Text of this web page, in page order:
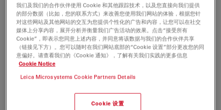
with key customers and was involved in international
development processes. She has a wide knowledge of
all the generations of Leica Microsystems’ Confocal
Microscopes.
Tags
定量成像 荧光寿命成像显微镜（FLIM）
我们及我们的合作伙伴使用 Cookie 和其他跟踪技术，以及您直接向我们提供
的部分数据（比如，您的联系方式）来改善您使用我们网站的体验，根据您针
对这些网站及其他网站的交互为您提供个性化的广告和内容，让您可以在社交
媒体上分享内容，展开分析并衡量我们广告活动的效果。点击“接受所有
Cookie”，即表示您同意上述内容，并同意将该数据与我们的合作伙伴共享
（链接见下方）。您可以随时在我们网站底部的“Cookie 设置”部分更改您的同
意偏好。请查看我们的《Cookie 通知》，了解有关我们实践的更多信息
Cookie Notice
Leica Microsystems Cookie Partners Details
Cookie 设置